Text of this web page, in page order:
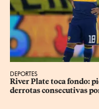
DEPORTES
River Plate toca fondo:
derrotas consecutivas